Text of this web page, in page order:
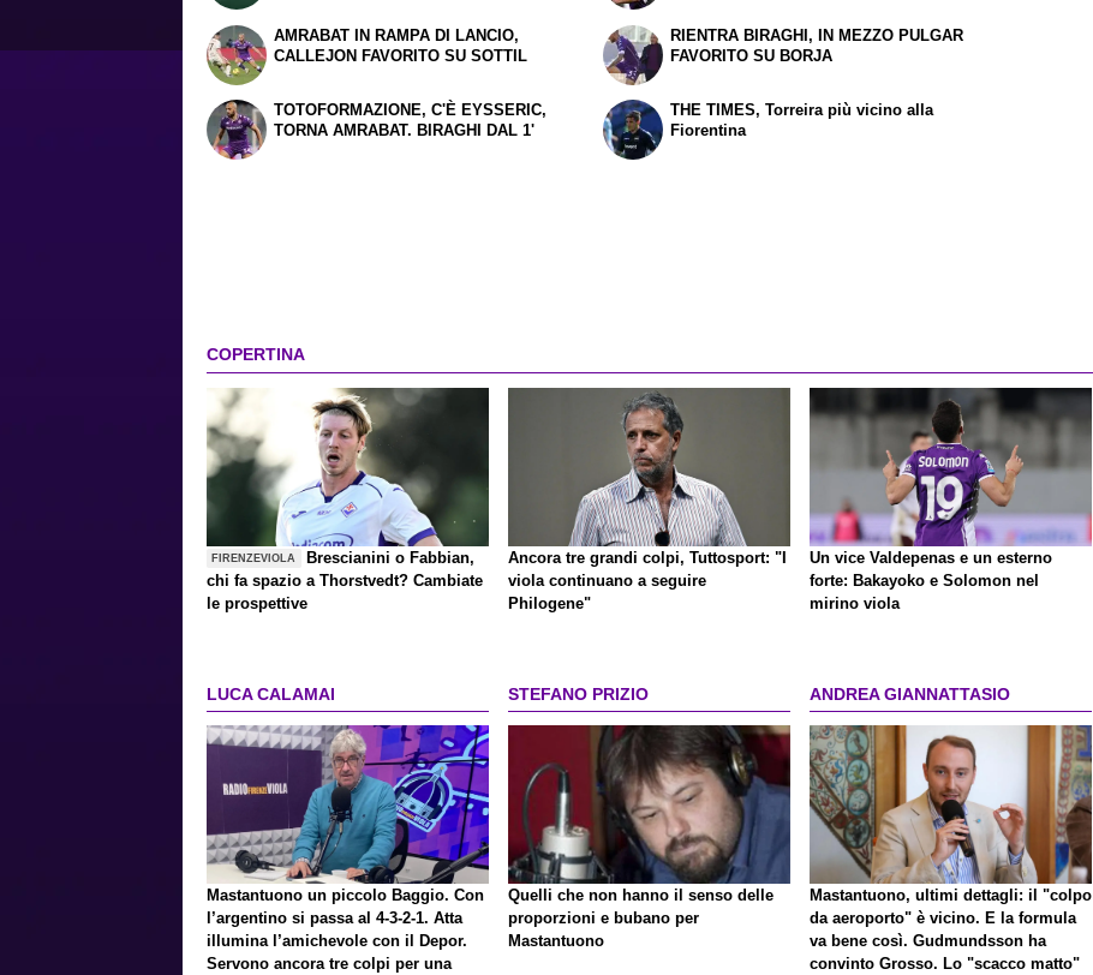
AMRABAT IN RAMPA DI LANCIO,
CALLEJON FAVORITO SU SOTTIL
TOTOFORMAZIONE, C'È EYSSERIC,
TORNA AMRABAT. BIRAGHI DAL 1'
RIENTRA BIRAGHI, IN MEZZO PULGAR
FAVORITO SU BORJA
THE TIMES, Torreira più vicino alla
Fiorentina
COPERTINA
FIRENZEVIOLA
Brescianini o Fabbian,
chi fa spazio a Thorstvedt? Cambiate
le prospettive
Ancora tre grandi colpi, Tuttosport: "I
viola continuano a seguire
Philogene"
Un vice Valdepenas e un esterno
forte: Bakayoko e Solomon nel
mirino viola
LUCA CALAMAI
Mastantuono un piccolo Baggio. Con
l’argentino si passa al 4-3-2-1. Atta
illumina l’amichevole con il Depor.
Servono ancora tre colpi per una
STEFANO PRIZIO
Quelli che non hanno il senso delle
proporzioni e bubano per
Mastantuono
ANDREA GIANNATTASIO
Mastantuono, ultimi dettagli: il "colpo
da aeroporto" è vicino. E la formula
va bene così. Gudmundsson ha
convinto Grosso. Lo "scacco matto"